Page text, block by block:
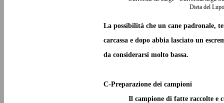
Dieta del
La possibilità che un cane padronale,
carcassa e dopo abbia lasciato un
da considerarsi molto bassa.
C-Preparazione dei campioni
Il campione di fatte raccolte e